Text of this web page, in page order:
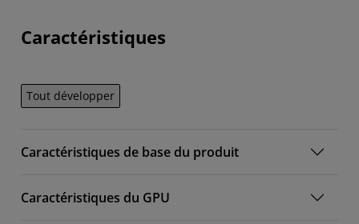
Caractéristiques
Tout développer
Caractéristiques de base du produit
Caractéristiques du GPU